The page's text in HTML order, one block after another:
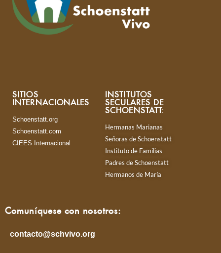
SITIOS
INTERNACIONALES
Schoenstatt.org
Schoenstatt.com
CIEES Internacional
INSTITUTOS
SECULARES DE
SCHOENSTATT:
Hermanas Marianas
Señoras de Schoenstatt
Instituto de Familias
Padres de Schoenstatt
Hermanos de María
Comuníquese con nosotros:
contacto@schvivo.org